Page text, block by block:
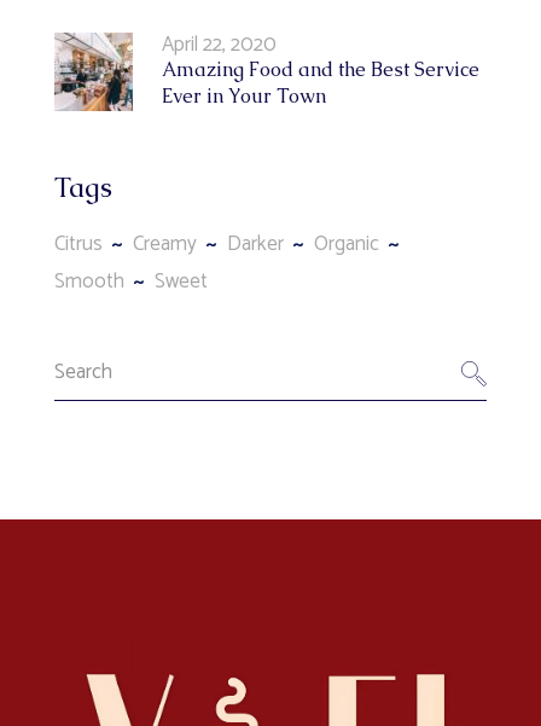
April 22, 2020
Amazing Food and the Best Service
Ever in Your Town
Tags
Citrus Creamy Darker
Organic
Smooth
Sweet